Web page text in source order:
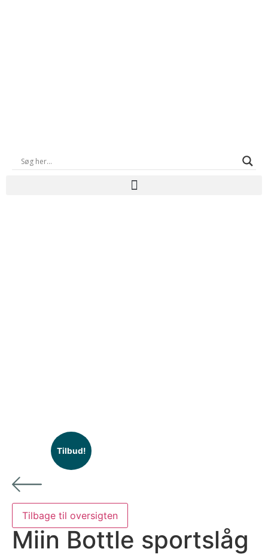
Tilbud!
Miin Bottle sportslåg